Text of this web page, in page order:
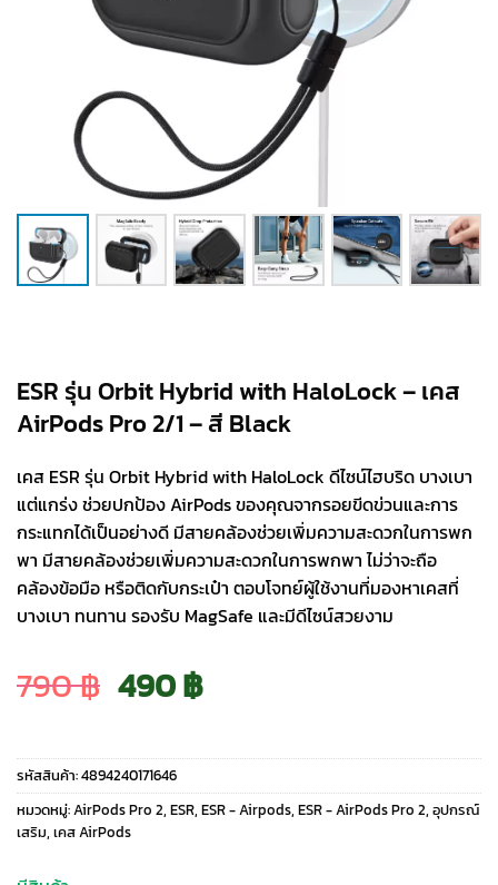
ESR รุ่น Orbit Hybrid with HaloLock – เคส
AirPods Pro 2/1 – สี Black
เคส ESR รุ่น Orbit Hybrid with HaloLock ดีไซน์ไฮบริด บางเบา
แต่แกร่ง ช่วยปกป้อง AirPods ของคุณจากรอยขีดข่วนและการ
กระแทกได้เป็นอย่างดี มีสายคล้องช่วยเพิ่มความสะดวกในการพก
พา มีสายคล้องช่วยเพิ่มความสะดวกในการพกพา ไม่ว่าจะถือ
คล้องข้อมือ หรือติดกับกระเป๋า ตอบโจทย์ผู้ใช้งานที่มองหาเคสที่
บางเบา ทนทาน รองรับ MagSafe และมีดีไซน์สวยงาม
790฿ Original
price
was:
490฿Current
price
is:
รหัสสินค้า:4894240171646
หมวดหมู่:AirPods Pro 2, ESR, ESR - Airpods, ESR - AirPods Pro 2, อุปกรณ์
เสริม, เคส AirPods